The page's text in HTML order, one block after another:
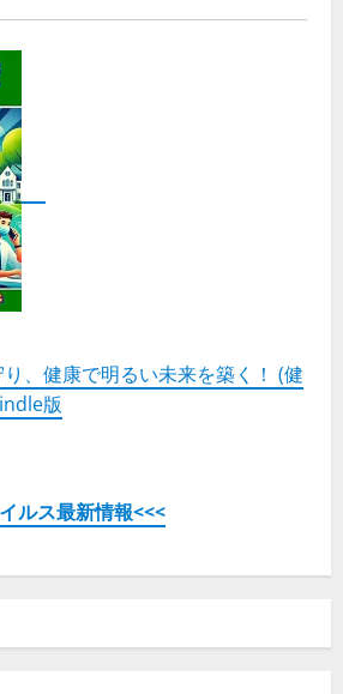
、健康で明るい未来を築く！ (健
版
ルス最新情報<<<